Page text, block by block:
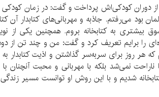
از دوران کودکی‌اش پرداخت و گفت: در زمان کودکی
بود می‌رفتم. جاذبه و مهربانی‌های کتابدار آن
به کتابخانه بروم. همچنین یکی از
را برایم تعریف کرد و گفت: من و چند تن از
که هر روز برای سر‌به‌سر گذاشتن و اذیت کتابدار به
نمی‌شد بلکه با مهربانی و محبت آنچنان با
شدیم و با این روش او توانست مسیر زندگی